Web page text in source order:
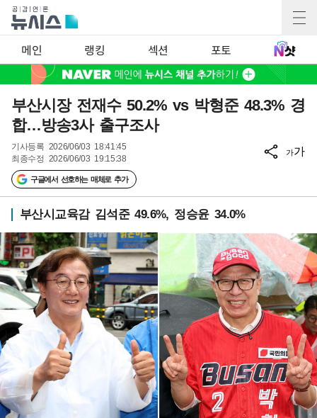
메인 랭킹 섹션 포토
부산시장 전재수 50.2% vs 박형준 48.3% 경
합…방송3사 출구조사
기사등록 2026/06/03 18:41:45
최종수정 2026/06/03 19:15:38
구글에서 선호하는 매체로 추가
가가
부산시교육감 김석준 49.6%, 정승윤 34.0%